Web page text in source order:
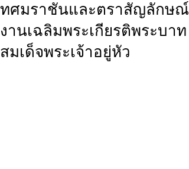
ทศมราชันและตราสัญลักษณ์
งานเฉลิมพระเกียรติพระบาท
สมเด็จพระเจ้าอยู่หัว